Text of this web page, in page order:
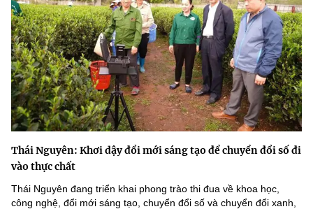
Thái Nguyên: Khơi dậy đổi mới sáng tạo để chuyển đổi số đi
vào thực chất
Thái Nguyên đang triển khai phong trào thi đua về khoa học,
công nghệ, đổi mới sáng tạo, chuyển đổi số và chuyển đổi xanh,